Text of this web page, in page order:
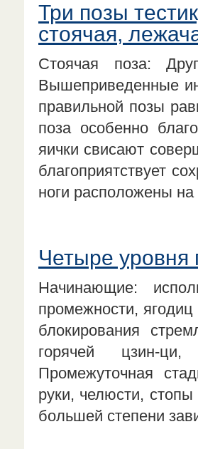
Три позы
стоячая,
Стоячая поза:
Вышеприведенные
правильной позы
поза особенно
яички свисают
благоприятствует
ноги расположены
Четыре уровня
Начинающие:
промежности,
блокирования
горячей цзин-
Промежуточная
руки, челюсти,
большей степени